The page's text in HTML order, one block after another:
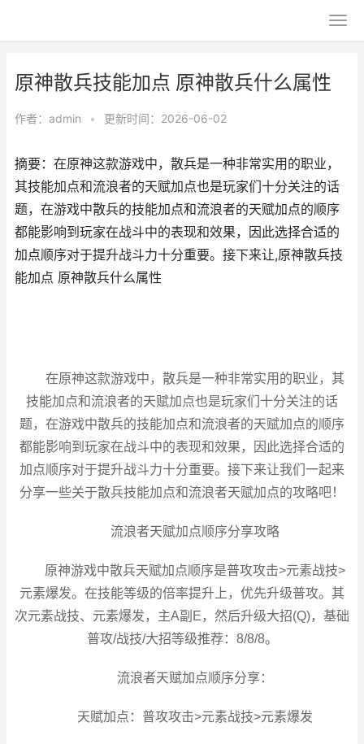
原神散兵技能加点 原神散兵什么属性
作者： admin • 更新时间：2026-06-02
摘要：在原神这款游戏中，散兵是一种非常实用的职业，
其技能加点和流浪者的天赋加点也是玩家们十分关注的话
题，在游戏中散兵的技能加点和流浪者的天赋加点的顺序
都能影响到玩家在战斗中的表现和效果，因此选择合适的
加点顺序对于提升战斗力十分重要。接下来让,原神散兵技
能加点 原神散兵什么属性
在原神这款游戏中，散兵是一种非常实用的职业，其
技能加点和流浪者的天赋加点也是玩家们十分关注的话
题，在游戏中散兵的技能加点和流浪者的天赋加点的顺序
都能影响到玩家在战斗中的表现和效果，因此选择合适的
加点顺序对于提升战斗力十分重要。接下来让我们一起来
分享一些关于散兵技能加点和流浪者天赋加点的攻略吧！
流浪者天赋加点顺序分享攻略
原神游戏中散兵天赋加点顺序是普攻攻击>元素战技>
元素爆发。在技能等级的倍率提升上，优先升级普攻。其
次元素战技、元素爆发，主A副E，然后升级大招(Q)，基础
普攻/战技/大招等级推荐：8/8/8。
流浪者天赋加点顺序分享：
天赋加点：普攻攻击>元素战技>元素爆发